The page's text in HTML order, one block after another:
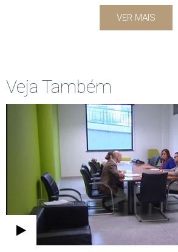
VER MAIS
Veja Também